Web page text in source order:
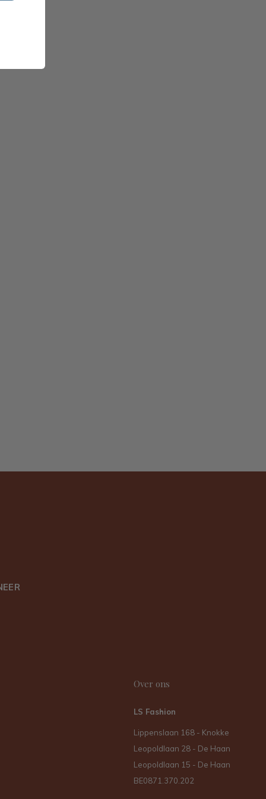
Over ons
LS Fashion
Lippenslaan 168 - Knokke
Leopoldlaan 28 - De Haan
Leopoldlaan 15 - De Haan
BE0871.370.202